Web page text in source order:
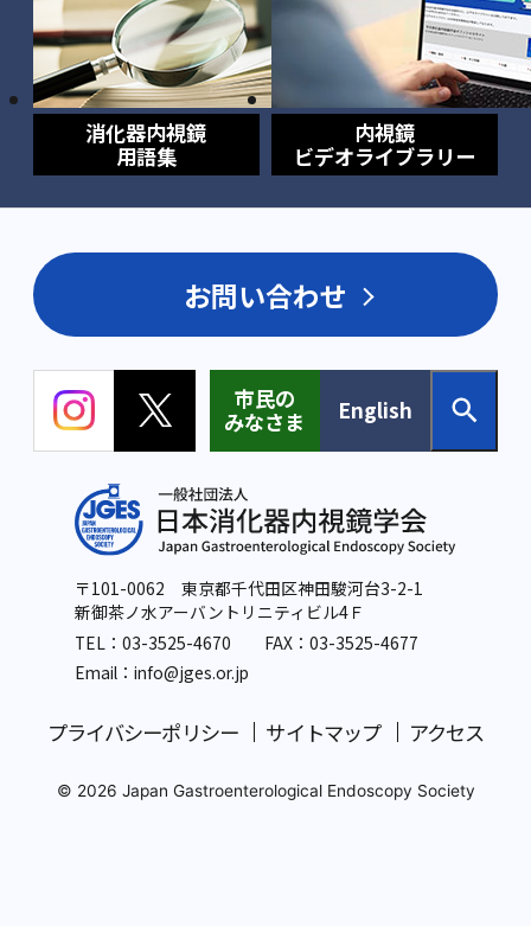
消化器内視鏡
用語集
内視鏡
ビデオライブラリー
お問い合わせ
市民の
みなさま
English
〒101-0062 東京都千代田区神田駿河台3-2-1
新御茶ノ水アーバントリニティビル4Ｆ
TEL：03-3525-4670 FAX：03-3525-4677
Email：info@jges.or.jp
プライバシーポリシー サイトマップ アクセス
© 2026 Japan Gastroenterological Endoscopy Society